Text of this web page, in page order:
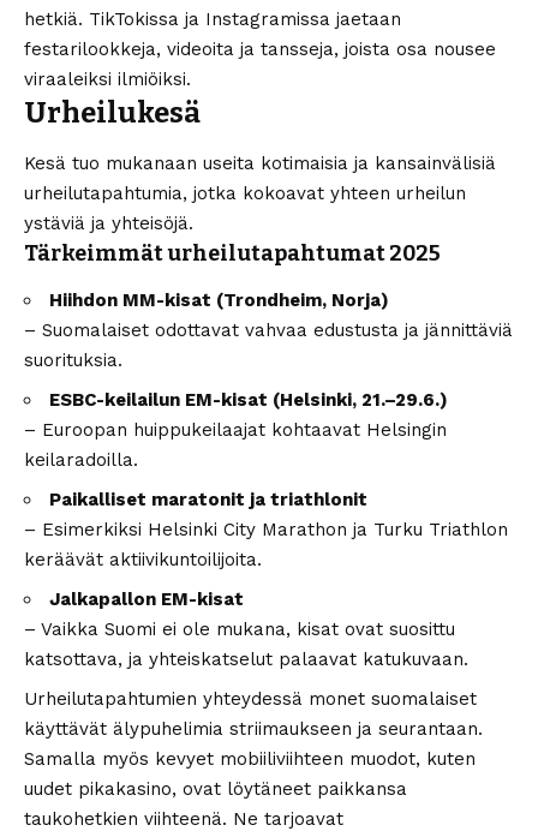
hetkiä. TikTokissa ja Instagramissa jaetaan
festarilookkeja, videoita ja tansseja, joista osa nousee
viraaleiksi ilmiöiksi.
Urheilukesä
Kesä tuo mukanaan useita kotimaisia ja kansainvälisiä
urheilutapahtumia, jotka kokoavat yhteen urheilun
ystäviä ja yhteisöjä.
Tärkeimmät urheilutapahtumat 2025
Hiihdon MM-kisat (Trondheim, Norja)
– Suomalaiset odottavat vahvaa edustusta ja jännittäviä
suorituksia.
ESBC-keilailun EM-kisat (Helsinki, 21.–29.6.)
– Euroopan huippukeilaajat kohtaavat Helsingin
keilaradoilla.
Paikalliset maratonit ja triathlonit
– Esimerkiksi Helsinki City Marathon ja Turku Triathlon
keräävät aktiivikuntoilijoita.
Jalkapallon EM-kisat
– Vaikka Suomi ei ole mukana, kisat ovat suosittu
katsottava, ja yhteiskatselut palaavat katukuvaan.
Urheilutapahtumien yhteydessä monet suomalaiset
käyttävät älypuhelimia striimaukseen ja seurantaan.
Samalla myös kevyet mobiiliviihteen muodot, kuten
uudet pikakasino, ovat löytäneet paikkansa
taukohetkien viihteenä. Ne tarjoavat